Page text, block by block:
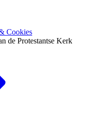
Cookies
de Protestantse Kerk